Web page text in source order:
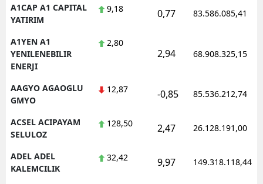
A1CAP A1 CAPITAL
YATIRIM
9,18 0,77 83.586.085,41
A1YEN A1
YENILENEBILIR
ENERJI
2,80
2,94 68.908.325,15
AAGYO AGAOGLU
GMYO
12,87 -0,85 85.536.212,74
ACSEL ACIPAYAM
SELULOZ
128,50 2,47 26.128.191,00
ADEL ADEL
KALEMCILIK
32,42 9,97 149.318.118,44